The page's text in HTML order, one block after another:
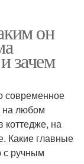
он
зачем
современное
на любом
коттедже, на
Какие главные
с ручным